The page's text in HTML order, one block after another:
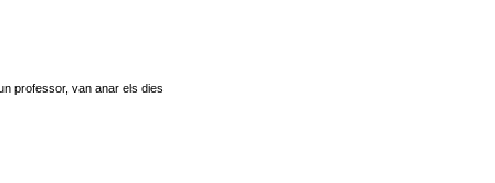
professor, van anar els dies